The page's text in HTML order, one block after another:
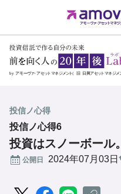
投信ノ心得
投信ノ心得6
投資はスノーボール。
公開日